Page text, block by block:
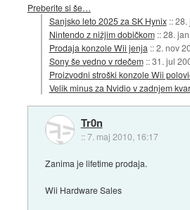
Preberite si še…
Sanjsko leto 2025 za SK Hynix ::28.
Nintendo z nižjim dobičkom ::28.
Prodaja konzole Wii jenja ::2. nov
Sony še vedno v rdečem ::31. jul
Proizvodni stroški konzole Wii
Velik minus za Nvidio v zadnjem
Tr0n
::7. maj 2010, 16:17
Zanima je lifetime prodaja.
Wii Hardware Sales